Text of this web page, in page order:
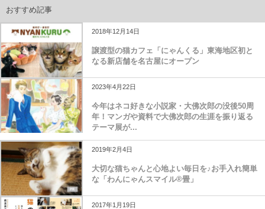
おすすめ記事
2018年12月14日
譲渡型の猫カフェ「にゃんくる」東海地区初と
なる新店舗を名古屋にオープン
2023年4月22日
今年はネコ好きな小説家・大佛次郎の没後50周
年！マンガや資料で大佛次郎の生涯を振り返る
テーマ展が...
2019年2月4日
大切な猫ちゃんと心地よい毎日を♪お手入れ簡単
な「わんにゃんスマイル®畳」
2017年1月19日